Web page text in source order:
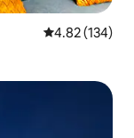
レビュー134
4.82 (134)